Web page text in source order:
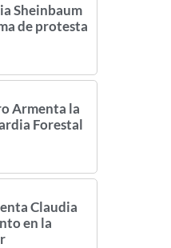
Sheinbaum
de protesta
Armenta la
Forestal
Claudia
en la